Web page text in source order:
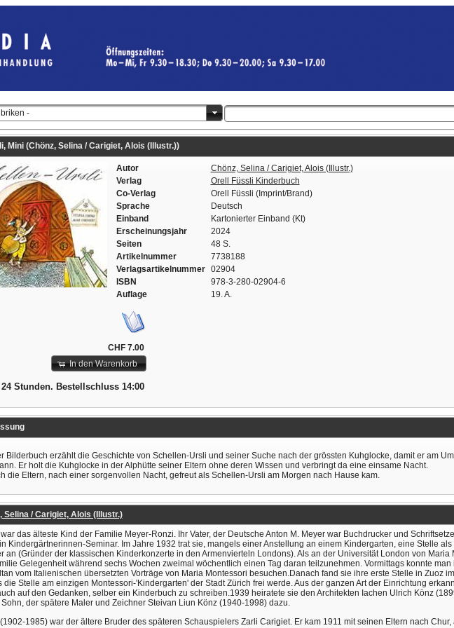
-
Mini (Chönz, Selina / Carigiet, Alois (Illustr.))
Autor
Chönz, Selina / Carigiet, Alois (Illustr.)
Verlag
Orell Füssli Kinderbuch
Co-Verlag
Orell Füssli (Imprint/Brand)
Sprache
Deutsch
Einband
Kartonierter Einband (Kt)
Erscheinungsjahr
2024
Seiten
48 S.
Artikelnummer
7738188
Verlagsartikelnummer
02904
ISBN
978-3-280-02904-6
Auflage
19. A.
CHF 7.00
In den Warenkorb
Stunden. Bestellschluss 14:00
Bilderbuch erzählt die Geschichte von Schellen-Ursli und seiner Suche nach der grössten Kuhglocke, damit er am
Er holt die Kuhglocke in der Alphütte seiner Eltern ohne deren Wissen und verbringt da eine einsame Nacht.
die Eltern, nach einer sorgenvollen Nacht, gefreut als Schellen-Ursli am Morgen nach Hause kam.
Selina / Carigiet, Alois (Illustr.)
das älteste Kind der Familie Meyer-Ronzi. Ihr Vater, der Deutsche Anton M. Meyer war Buchdrucker und
Kindergärtnerinnen-Seminar. Im Jahre 1932 trat sie, mangels einer Anstellung an einem Kindergarten, eine Stelle
an (Gründer der klassischen Kinderkonzerte in den Armenvierteln Londons). Als an der Universität London von
Gelegenheit während sechs Wochen zweimal wöchentlich einen Tag daran teilzunehmen. Vormittags konnte
vom Italienischen übersetzten Vorträge von Maria Montessori besuchen.Danach fand sie ihre erste Stelle in Zuoz
die Stelle am einzigen Montessori-'Kindergarten' der Stadt Zürich frei werde. Aus der ganzen Art der Einrichtung
auf den Gedanken, selber ein Kinderbuch zu schreiben.1939 heiratete sie den Architekten Iachen Ulrich Könz
der spätere Maler und Zeichner Steivan Liun Könz (1940-1998) dazu.
1985) war der ältere Bruder des späteren Schauspielers Zarli Carigiet. Er kam 1911 mit seinen Eltern nach